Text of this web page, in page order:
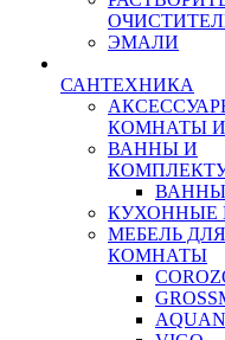
ЭМАЛИ
САНТЕХНИКА
КОМНАТЫ И
ВАННЫ И
ВАННЫ
КУХОННЫЕ
МЕБЕЛЬ
КОМНАТЫ